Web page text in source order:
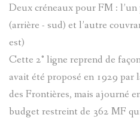
Deux créneaux pour FM :
(arrière - sud) et l’autre
est)
Cette 2° ligne reprend de
avait été proposé en 1929 par
des Frontières, mais ajourné
budget restreint de 362 MF